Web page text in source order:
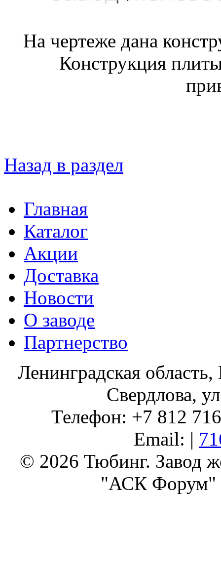
На чертеже дана
Конструкция
Назад в раздел
Главная
Каталог
Акции
Доставка
Новости
О заводе
Партнерство
Ленинградская
Свердлова,
Телефон: +7 812
Email: |
© 2026 Тюбинг. Завод
"АСК Форум"